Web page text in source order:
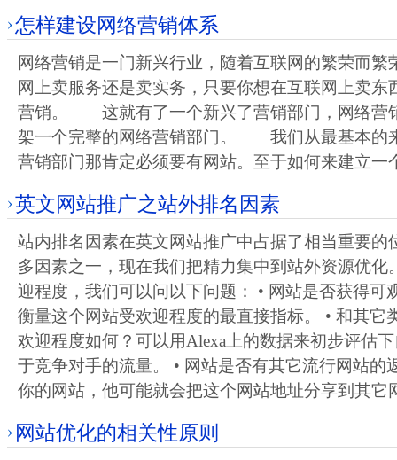
怎样建设网络营销体系
网络营销是一门新兴行业，随着互联网的繁荣而繁
网上卖服务还是卖实务，只要你想在互联网上卖东
营销。 这就有了一个新兴了营销部门，网络营
架一个完整的网络营销部门。 我们从最基本的
营销部门那肯定必须要有网站。至于如何来建立一
英文网站推广之站外排名因素
站内排名因素在英文网站推广中占据了相当重要的
多因素之一，现在我们把精力集中到站外资源优化
迎程度，我们可以问以下问题： • 网站是否获得可
衡量这个网站受欢迎程度的最直接指标。 • 和其它
欢迎程度如何？可以用Alexa上的数据来初步评估
于竞争对手的流量。 • 网站是否有其它流行网站的
你的网站，他可能就会把这个网站地址分享到其它
网站优化的相关性原则